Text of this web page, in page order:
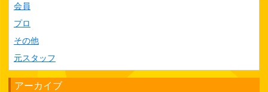
会員
プロ
その他
元スタッフ
アーカイブ